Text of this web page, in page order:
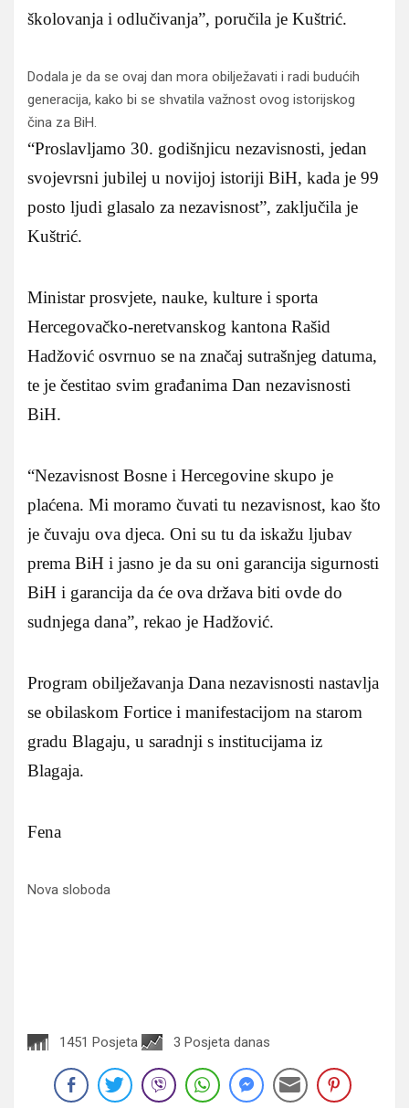
školovanja i odlučivanja”, poručila je Kuštrić.
Dodala je da se ovaj dan mora obilježavati i radi budućih
generacija, kako bi se shvatila važnost ovog istorijskog
čina za BiH.
“Proslavljamo 30. godišnjicu nezavisnosti, jedan
svojevrsni jubilej u novijoj istoriji BiH, kada je 99
posto ljudi glasalo za nezavisnost”, zaključila je
Kuštrić.
Ministar prosvjete, nauke, kulture i sporta
Hercegovačko-neretvanskog kantona Rašid
Hadžović osvrnuo se na značaj sutrašnjeg datuma,
te je čestitao svim građanima Dan nezavisnosti
BiH.
“Nezavisnost Bosne i Hercegovine skupo je
plaćena. Mi moramo čuvati tu nezavisnost, kao što
je čuvaju ova djeca. Oni su tu da iskažu ljubav
prema BiH i jasno je da su oni garancija sigurnosti
BiH i garancija da će ova država biti ovde do
sudnjega dana”, rekao je Hadžović.
Program obilježavanja Dana nezavisnosti nastavlja
se obilaskom Fortice i manifestacijom na starom
gradu Blagaju, u saradnji s institucijama iz
Blagaja.
Fena
Nova sloboda
1451 Posjeta 3 Posjeta danas